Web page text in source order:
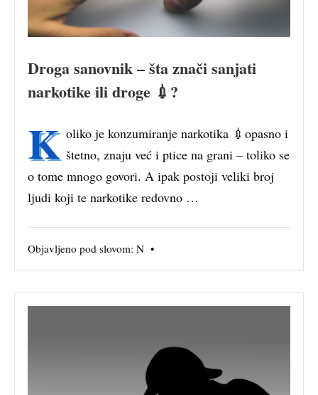
Droga sanovnik – šta znači sanjati
narkotike ili droge 💉?
K oliko je konzumiranje narkotika 💉opasno i
štetno, znaju već i ptice na grani – toliko se
o tome mnogo govori. A ipak postoji veliki broj
ljudi koji te narkotike redovno …
Objavljeno pod slovom: N •